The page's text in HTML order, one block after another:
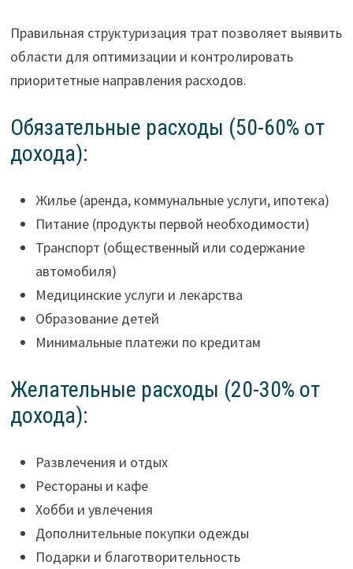
Правильная структуризация трат позволяет выявить
области для оптимизации и контролировать
приоритетные направления расходов.
Обязательные расходы (50-60% от
дохода):
Жилье (аренда, коммунальные услуги, ипотека)
Питание (продукты первой необходимости)
Транспорт (общественный или содержание
автомобиля)
Медицинские услуги и лекарства
Образование детей
Минимальные платежи по кредитам
Желательные расходы (20-30% от
дохода):
Развлечения и отдых
Рестораны и кафе
Хобби и увлечения
Дополнительные покупки одежды
Подарки и благотворительность